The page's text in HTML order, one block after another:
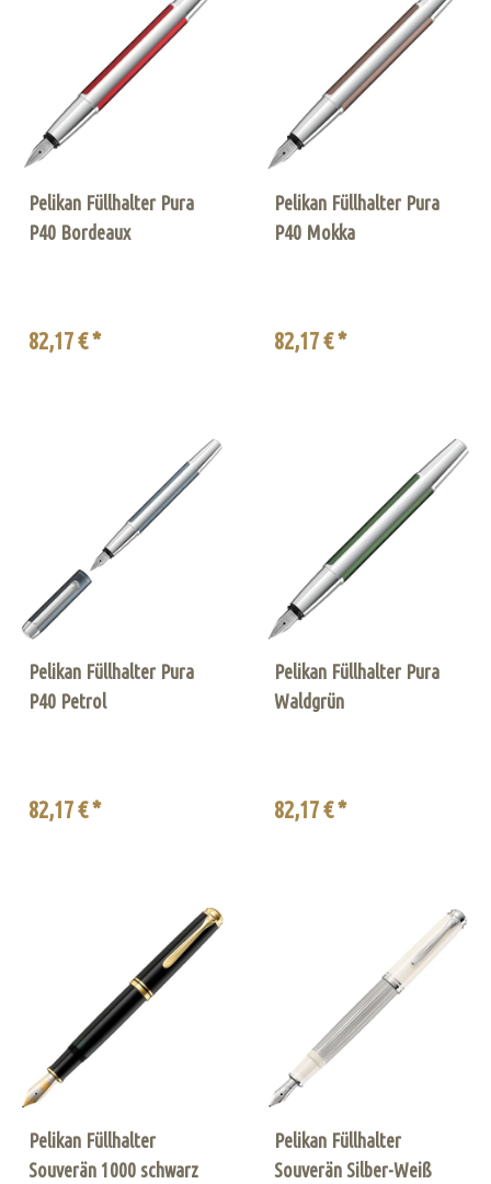
Pelikan Füllhalter Pura
P40 Bordeaux
82,17 € *
Pelikan Füllhalter Pura
P40 Mokka
82,17 € *
Pelikan Füllhalter Pura
P40 Petrol
82,17 € *
Pelikan Füllhalter Pura
Waldgrün
82,17 € *
Pelikan Füllhalter
Souverän 1000 schwarz
Pelikan Füllhalter
Souverän Silber-Weiß